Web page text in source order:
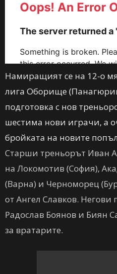
Намиращият се на 12-о
лига Оборище
подготовка с нов
шестима нови играчи, а
бройката на новите
Старши треньорът Иван
на Локомотив (София),
(Варна) и Черноморец
от Ангел Славков.
Радослав Боянов и Биян
за вратарите.